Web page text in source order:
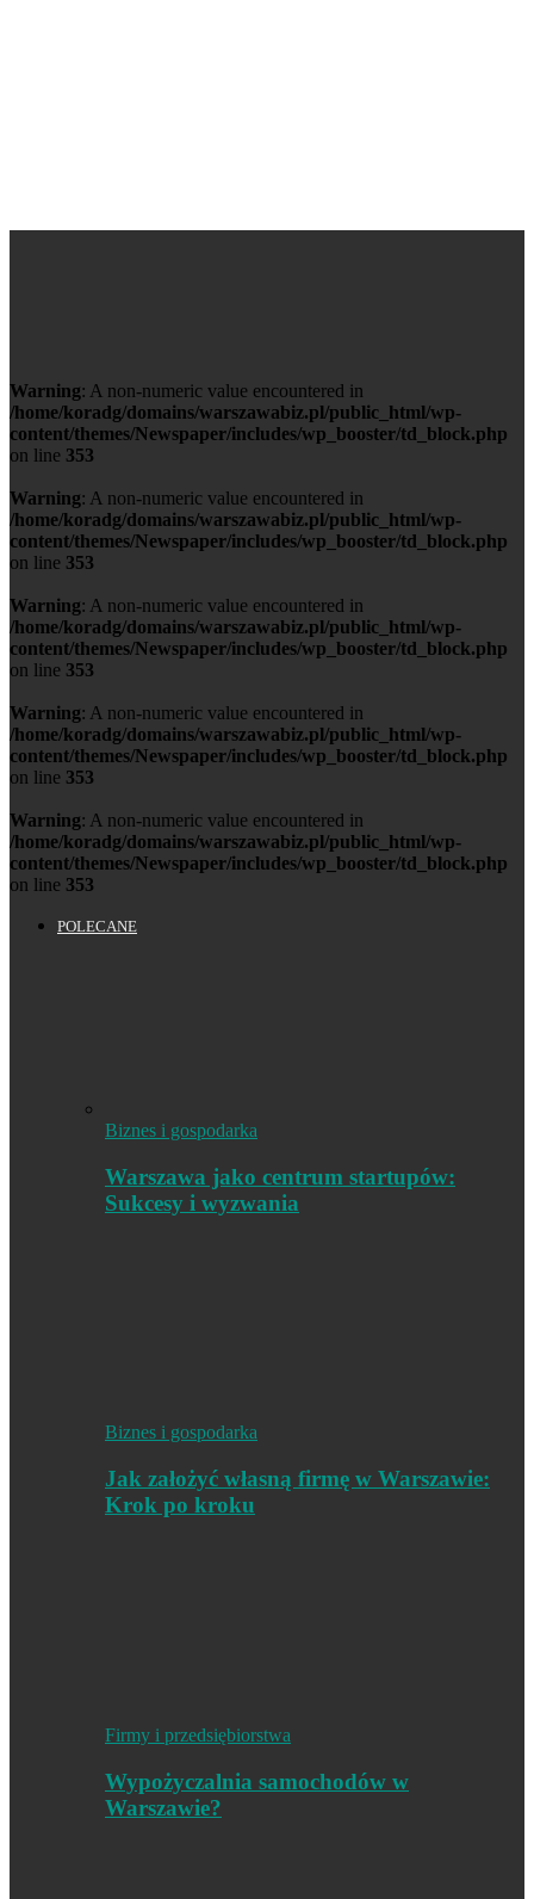
Warning: A non-numeric value encountered in
/home/koradg/domains/warszawabiz.pl/public_html/wp-
content/themes/Newspaper/includes/wp_booster/td_block.php
on line 353
Warning: A non-numeric value encountered in
/home/koradg/domains/warszawabiz.pl/public_html/wp-
content/themes/Newspaper/includes/wp_booster/td_block.php
on line 353
Warning: A non-numeric value encountered in
/home/koradg/domains/warszawabiz.pl/public_html/wp-
content/themes/Newspaper/includes/wp_booster/td_block.php
on line 353
Warning: A non-numeric value encountered in
/home/koradg/domains/warszawabiz.pl/public_html/wp-
content/themes/Newspaper/includes/wp_booster/td_block.php
on line 353
Warning: A non-numeric value encountered in
/home/koradg/domains/warszawabiz.pl/public_html/wp-
content/themes/Newspaper/includes/wp_booster/td_block.php
on line 353
POLECANE
Biznes i gospodarka
Warszawa jako centrum startupów:
Sukcesy i wyzwania
Biznes i gospodarka
Jak założyć własną firmę w Warszawie:
Krok po kroku
Firmy i przedsiębiorstwa
Wypożyczalnia samochodów w
Warszawie?